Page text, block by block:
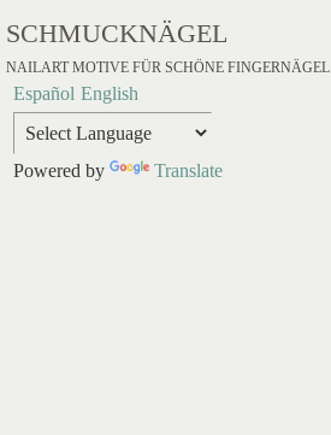
SCHMUCKNÄGEL
NAILART MOTIVE FÜR SCHÖNE FINGERNÄGEL
Español English
Powered by Translate